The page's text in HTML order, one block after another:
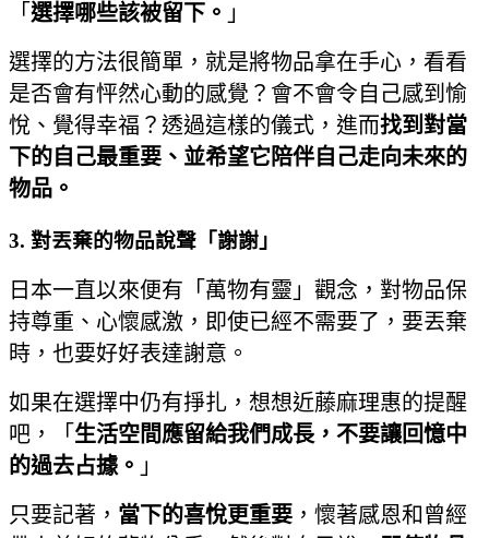
「 選擇哪些該被留下。 」
選擇的方法很簡單，就是將物品拿在手心，看看
是否會有怦然心動的感覺？會不會令自己感到愉
悅、覺得幸福？透過這樣的儀式，進而找到對當
下的自己最重要、並希望它陪伴自己走向未來的
物品。
3. 對丟棄的物品說聲「謝謝」
日本一直以來便有「萬物有靈」觀念，對物品保
持尊重、心懷感激，即使已經不需要了，要丟棄
時，也要好好表達謝意。
如果在選擇中仍有掙扎，想想近藤麻理惠的提醒
吧，「 生活空間應留給我們成長，不要讓回憶中
的過去占據。 」
只要記著， 當下的喜悅更重要 ，懷著感恩和曾經